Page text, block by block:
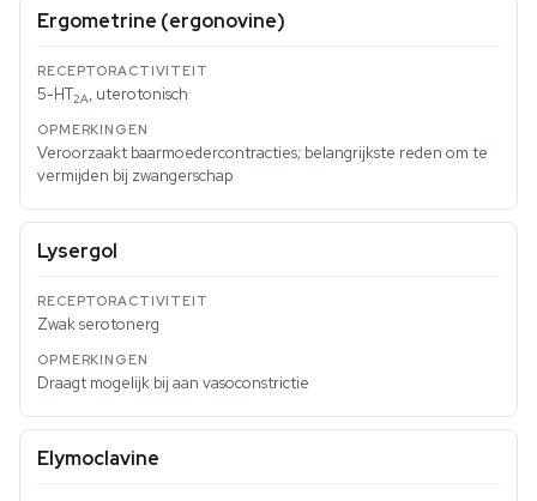
Ergometrine (ergonovine)
5-HT2A, uterotonisch
Veroorzaakt baarmoedercontracties; belangrijkste reden om te
vermijden bij zwangerschap
Lysergol
Zwak serotonerg
Draagt mogelijk bij aan vasoconstrictie
Elymoclavine